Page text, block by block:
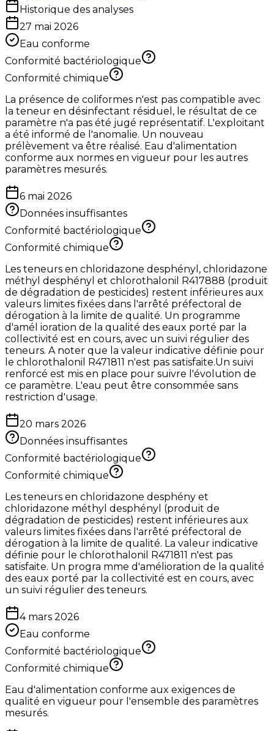
Historique des analyses
27 mai 2026
Eau conforme
Conformité bactériologique
Conformité chimique
La présence de coliformes n'est pas compatible avec
la teneur en désinfectant résiduel, le résultat de ce
paramètre n'a pas été jugé représentatif. L'exploitant
a été informé de l'anomalie. Un nouveau
prélèvement va être réalisé. Eau d'alimentation
conforme aux normes en vigueur pour les autres
paramètres mesurés.
6 mai 2026
Données insuffisantes
Conformité bactériologique
Conformité chimique
Les teneurs en chloridazone desphényl, chloridazone
méthyl desphényl et chlorothalonil R417888 (produit
de dégradation de pesticides) restent inférieures aux
valeurs limites fixées dans l'arrêté préfectoral de
dérogation à la limite de qualité. Un programme
d'amél ioration de la qualité des eaux porté par la
collectivité est en cours, avec un suivi régulier des
teneurs. A noter que la valeur indicative définie pour
le chlorothalonil R471811 n'est pas satisfaite.Un suivi
renforcé est mis en place pour suivre l'évolution de
ce paramètre. L'eau peut être consommée sans
restriction d'usage.
20 mars 2026
Données insuffisantes
Conformité bactériologique
Conformité chimique
Les teneurs en chloridazone desphény et
chloridazone méthyl desphényl (produit de
dégradation de pesticides) restent inférieures aux
valeurs limites fixées dans l'arrêté préfectoral de
dérogation à la limite de qualité. La valeur indicative
définie pour le chlorothalonil R471811 n'est pas
satisfaite. Un progra mme d'amélioration de la qualité
des eaux porté par la collectivité est en cours, avec
un suivi régulier des teneurs.
4 mars 2026
Eau conforme
Conformité bactériologique
Conformité chimique
Eau d'alimentation conforme aux exigences de
qualité en vigueur pour l'ensemble des paramètres
mesurés.